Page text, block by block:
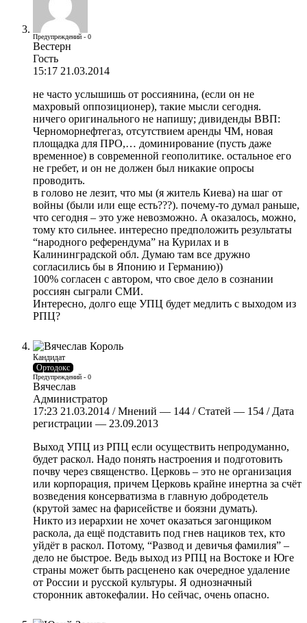
Предупреждений - 0
Вестерн
Гость
15:17 21.03.2014
не часто услышишь от россиянина, (если он не
махровый оппозиционер), такие мысли сегодня.
ничего оригинального не напишу; дивиденды ВВП:
Черноморнефтегаз, отсутствием аренды ЧМ, новая
площадка для ПРО,… доминирование (пусть даже
временное) в современной геополитике. остальное его
не гребет, и он не должен был никакие опросы
проводить.
в голово не лезит, что мы (я житель Киева) на шаг от
войны (были или еще есть???). почему-то думал раньше,
что сегодня – это уже невозможно. А оказалось, можно,
тому кто сильнее. интересно предположить результаты
“народного референдума” на Курилах и в
Калининградской обл. Думаю там все дружно
согласились бы в Японию и Германию))
100% согласен с автором, что свое дело в сознании
россиян сыграли СМИ.
Интересно, долго еще УПЦ будет медлить с выходом из
РПЦ?
Кандидат
Ортодокс
Предупреждений - 0
Вячеслав
Администратор
17:23 21.03.2014 / Мнений — 144 / Статей — 154 / Дата
регистрации — 23.09.2013
Выход УПЦ из РПЦ если осуществить непродуманно,
будет раскол. Надо понять настроения и подготовить
почву через священство. Церковь – это не организация
или корпорация, причем Церковь крайне инертна за счёт
возведения консерватизма в главную добродетель
(крутой замес на фарисействе и боязни думать).
Никто из иерархии не хочет оказаться загонщиком
раскола, да ещё подставить под гнев нациков тех, кто
уйдёт в раскол. Потому, “Развод и девичья фамилия” –
дело не быстрое. Ведь выход из РПЦ на Востоке и Юге
страны может быть расценено как очередное удаление
от России и русской культуры. Я однозначный
сторонник автокефалии. Но сейчас, очень опасно.